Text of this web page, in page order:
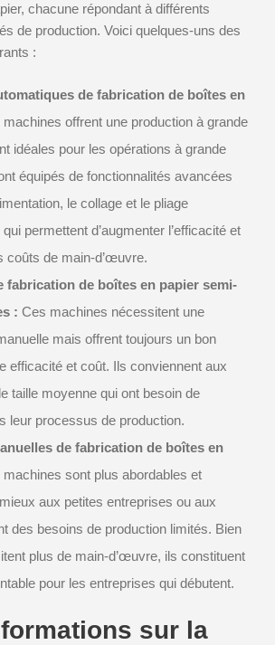
chacune répondant à différents
de production. Voici quelques-uns des
:
de fabrication de boîtes en
offrent une production à grande
idéales pour les opérations à grande
équipés de fonctionnalités avancées
le collage et le pliage
permettent d’augmenter l’efficacité et
coûts de main-d’œuvre.
fabrication de boîtes en papier semi-
: Ces machines nécessitent une
mais offrent toujours un bon
efficacité et coût. Ils conviennent aux
taille moyenne qui ont besoin de
leur processus de production.
de fabrication de boîtes en
machines sont plus abordables et
aux petites entreprises ou aux
des besoins de production limités. Bien
plus de main-d’œuvre, ils constituent
pour les entreprises qui débutent.
sur la